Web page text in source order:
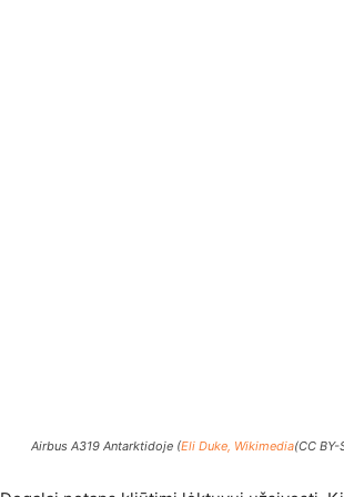
Airbus A319 Antarktidoje (Eli Duke, Wikimedia(CC BY-